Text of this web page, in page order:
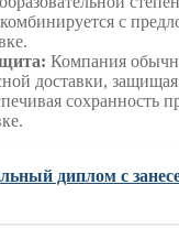
с
Компания
доставки,
сохранность
диплом с